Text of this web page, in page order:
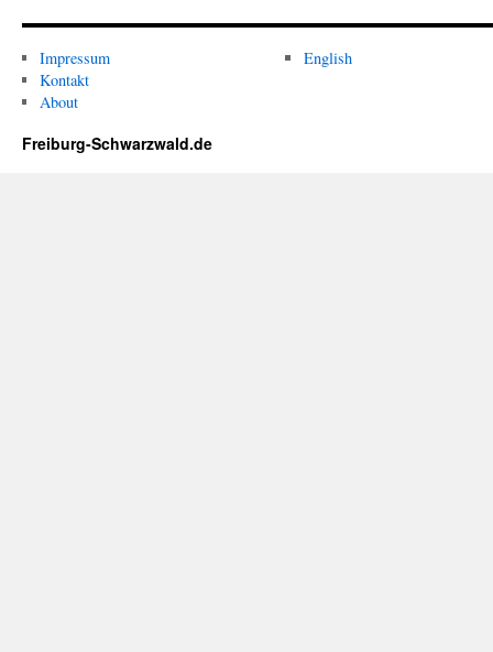
Impressum
Kontakt
About
English
Freiburg-Schwarzwald.de